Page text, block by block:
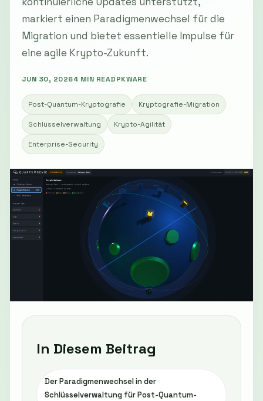
markiert einen Paradigmenwechsel für die
Migration und bietet essentielle Impulse für
eine agile Krypto-Zukunft.
JUN 30, 20264 MIN READPKWARE
Post-Quantum-Kryptografie Kryptografie-Migration
Schlüsselverwaltung Krypto-Agilität
Enterprise-Security
In Diesem Beitrag
Der Paradigmenwechsel in der
Schlüsselverwaltung für Post-Quantum-